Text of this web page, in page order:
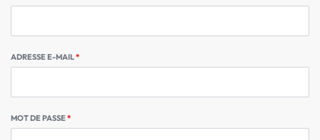
ADRESSE E-MAIL*
MOT DE PASSE*